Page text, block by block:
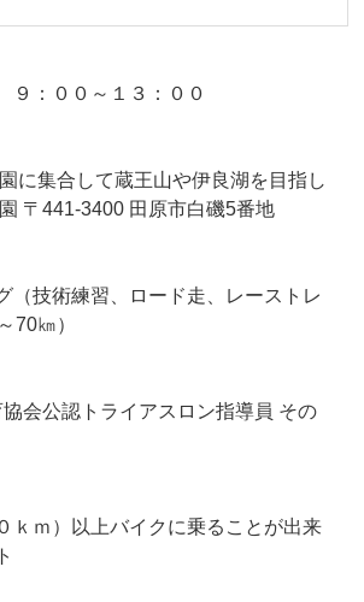
：００～１３：００
に集合して蔵王山や伊良湖を目指し
〒441‐3400 田原市白磯5番地
（技術練習、ロード走、レーストレ
70㎞）
会公認トライアスロン指導員 その
ｋｍ）以上バイクに乗ることが出来